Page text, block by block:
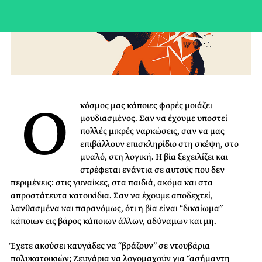
Ο
κόσμος μας κάποιες φορές μοιάζει
μουδιασμένος. Σαν να έχουμε υποστεί
πολλές μικρές ναρκώσεις, σαν να μας
επιβάλλουν επισκληρίδιο στη σκέψη, στο
μυαλό, στη λογική. Η βία ξεχειλίζει και
στρέφεται ενάντια σε αυτούς που δεν
περιμένεις: στις γυναίκες, στα παιδιά, ακόμα και στα
απροστάτευτα κατοικίδια. Σαν να έχουμε αποδεχτεί,
λανθασμένα και παρανόμως, ότι η βία είναι “δικαίωμα”
κάποιων εις βάρος κάποιων άλλων, αδύναμων και μη.
Έχετε ακούσει καυγάδες να “βράζουν” σε ντουβάρια
πολυκατοικιών; Ζευγάρια να λογομαχούν για “ασήμαντη